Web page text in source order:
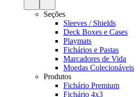
Seções
Sleeves / Shields
Deck Boxes e Cases
Playmats
Fichários e Pastas
Marcadores de Vida
Moedas Colecionáveis
Produtos
Fichário Premium
Fichário 4x3